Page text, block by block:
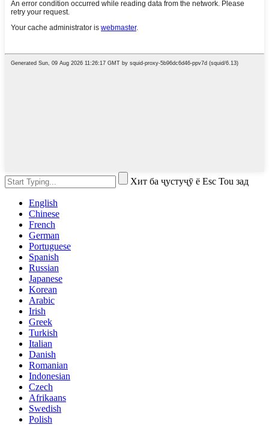
Хит ба ҷустуҷӯ ё Esc Tou зад
English
Chinese
French
German
Portuguese
Spanish
Russian
Japanese
Korean
Arabic
Irish
Greek
Turkish
Italian
Danish
Romanian
Indonesian
Czech
Afrikaans
Swedish
Polish